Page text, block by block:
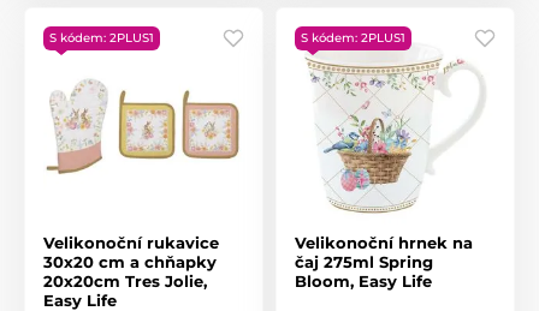
S kódem: 2PLUS1
Velikonoční rukavice
30x20 cm a chňapky
20x20cm Tres Jolie,
Easy Life
S kódem: 2PLUS1
Velikonoční hrnek na
čaj 275ml Spring
Bloom, Easy Life